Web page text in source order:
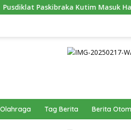
Kutim Masuk Hari Keenam,
Olahraga Tag Berita Berita